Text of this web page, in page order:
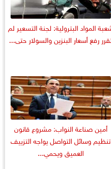
المواد البترولية: لجنة التسعير لم
رفع أسعار البنزين والسولار حتى...
أمين صناعة النواب: مشروع قانون
تنظيم وسائل التواصل يواجه التزييف
العميق ويحمي...